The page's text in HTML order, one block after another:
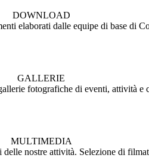
DOWNLOAD
elaborati dalle equipe di base di
GALLERIE
fotografiche di eventi, attività e
MULTIMEDIA
delle nostre attività. Selezione di